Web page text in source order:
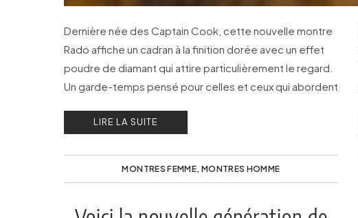
Dernière née des Captain Cook, cette nouvelle montre
Rado affiche un cadran à la finition dorée avec un effet
poudre de diamant qui attire particulièrement le regard.
Un garde-temps pensé pour celles et ceux qui abordent
LIRE LA SUITE
MONTRES FEMME, MONTRES HOMME